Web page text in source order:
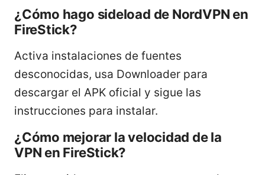
¿Cómo hago sideload de NordVPN en
FireStick?
Activa instalaciones de fuentes
desconocidas, usa Downloader para
descargar el APK oficial y sigue las
instrucciones para instalar.
¿Cómo mejorar la velocidad de la
VPN en FireStick?